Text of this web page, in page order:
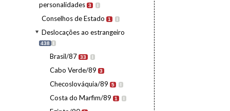
personalidades 3 I
Conselhos de Estado 1 I
Deslocações ao estrangeiro
438 I
Brasil/87 33 I
Cabo Verde/89 3
Checoslováquia/89 5 I
Costa do Marfim/89 1 I